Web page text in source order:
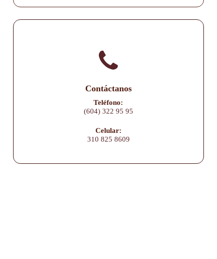
Contáctanos
Teléfono:
(604) 322 95 95
Celular:
310 825 8609